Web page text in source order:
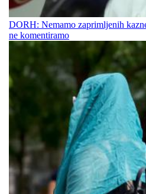
DORH: Nemamo zaprimljenih
ne komentiramo